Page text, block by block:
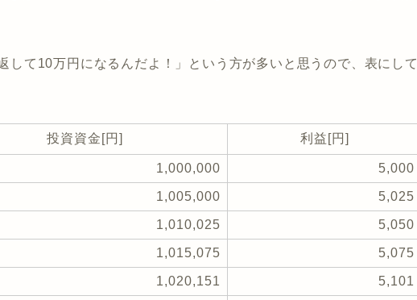
して10万円になるんだよ！」という方が多いと思うので、表にして
投資資金[円] 利益[円]
1,000,000 5,000
1,005,000 5,025
1,010,025 5,050
1,015,075 5,075
1,020,151 5,101